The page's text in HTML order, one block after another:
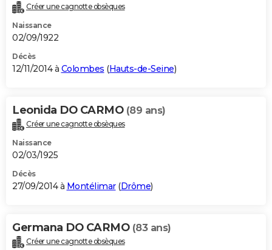
Créer une cagnotte obsèques
Naissance
02/09/1922
Décès
12/11/2014 à Colombes (Hauts-de-Seine)
Leonida DO CARMO (89 ans)
Créer une cagnotte obsèques
Naissance
02/03/1925
Décès
27/09/2014 à Montélimar(Drôme)
Germana DO CARMO (83 ans)
Créer une cagnotte obsèques